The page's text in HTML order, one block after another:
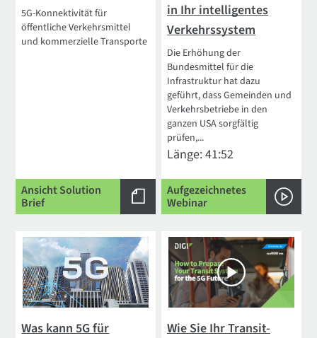
5G-Konnektivität für
öffentliche Verkehrsmittel
und kommerzielle Transporte
Ansicht Solution
Brief
in Ihr intelligentes
Verkehrssystem
Die Erhöhung der
Bundesmittel für die
Infrastruktur hat dazu
geführt, dass Gemeinden und
Verkehrsbetriebe in den
ganzen USA sorgfältig
prüfen,...
Länge: 41:52
Aufgezeichnetes
Webinar
Was kann 5G für
Wie Sie Ihr Transit-